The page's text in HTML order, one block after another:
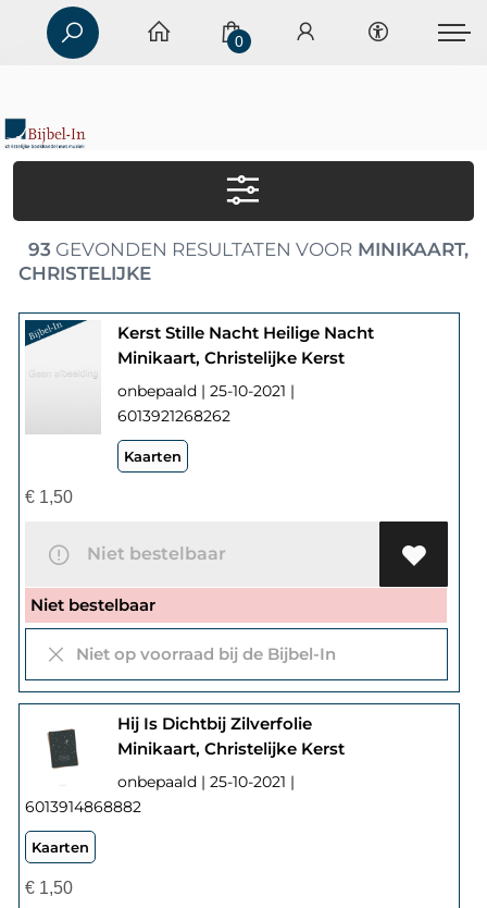
0
93GEVONDEN RESULTATEN VOORMINIKAART,
CHRISTELIJKE
Kerst Stille Nacht Heilige Nacht
Minikaart, Christelijke Kerst
onbepaald | 25-10-2021 |
6013921268262
Kaarten
€1,50
Niet bestelbaar
Niet bestelbaar
Niet op voorraad bij de Bijbel-In
Hij Is Dichtbij Zilverfolie
Minikaart, Christelijke Kerst
onbepaald | 25-10-2021 |
6013914868882
Kaarten
€1,50